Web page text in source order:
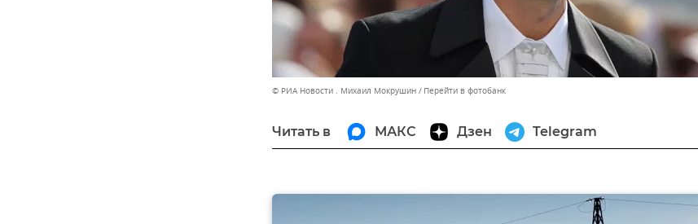
© РИА Новости . Михаил Мокрушин Перейти в фотобанк
Читать в МАКС Дзен Telegram